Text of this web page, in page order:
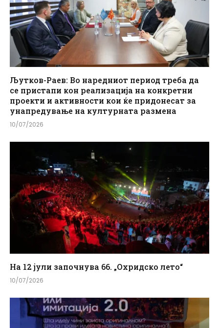
Љутков-Раев: Во наредниот период треба да
се пристапи кон реализација на конкретни
проекти и активности кои ќе придонесат за
унапредување на културната размена
10/07/2026
На 12 јули започнува 66. „Охридско лето“
10/07/2026